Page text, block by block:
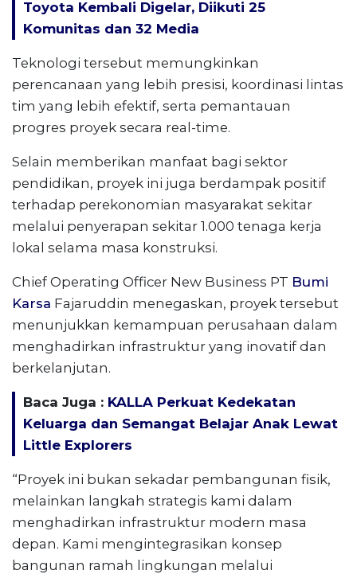
Toyota Kembali Digelar, Diikuti 25
Komunitas dan 32 Media
Teknologi tersebut memungkinkan
perencanaan yang lebih presisi, koordinasi lintas
tim yang lebih efektif, serta pemantauan
progres proyek secara real-time.
Selain memberikan manfaat bagi sektor
pendidikan, proyek ini juga berdampak positif
terhadap perekonomian masyarakat sekitar
melalui penyerapan sekitar 1.000 tenaga kerja
lokal selama masa konstruksi.
Chief Operating Officer New Business PT Bumi
Karsa Fajaruddin menegaskan, proyek tersebut
menunjukkan kemampuan perusahaan dalam
menghadirkan infrastruktur yang inovatif dan
berkelanjutan.
Baca Juga : KALLA Perkuat Kedekatan
Keluarga dan Semangat Belajar Anak Lewat
Little Explorers
“Proyek ini bukan sekadar pembangunan fisik,
melainkan langkah strategis kami dalam
menghadirkan infrastruktur modern masa
depan. Kami mengintegrasikan konsep
bangunan ramah lingkungan melalui